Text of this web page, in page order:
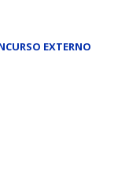
EXTERNO